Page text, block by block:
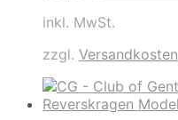
inkl. MwSt.
zzgl. Versandkosten